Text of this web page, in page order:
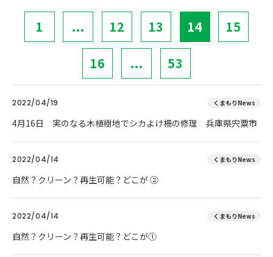
1 ... 12 13 14 15
16 ... 53
2022/04/19 くまもりNews
4月16日 実のなる木植樹地でシカよけ柵の修理 兵庫県宍粟市
2022/04/14 くまもりNews
自然？クリーン？再生可能？どこが ②
2022/04/14 くまもりNews
自然？クリーン？再生可能？どこが①